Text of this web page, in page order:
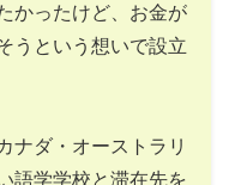
かったけど、お金が
うという想いで設立
ナダ・オーストラリ
語学学校と滞在先を